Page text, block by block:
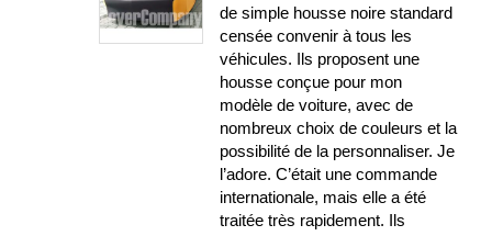
de simple housse noire standard
censée convenir à tous les
véhicules. Ils proposent une
housse conçue pour mon
modèle de voiture, avec de
nombreux choix de couleurs et la
possibilité de la personnaliser. Je
l’adore. C’était une commande
internationale, mais elle a été
traitée très rapidement. Ils